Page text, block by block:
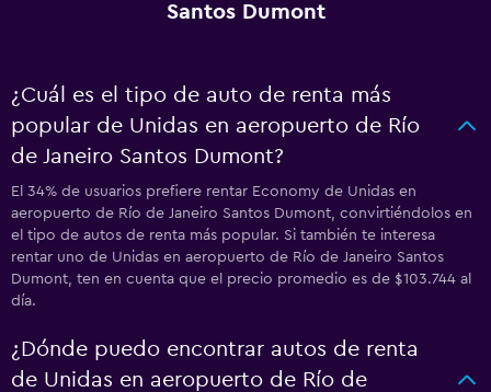
Santos Dumont
¿Cuál es el tipo de auto de renta más
popular de Unidas en aeropuerto de Río
de Janeiro Santos Dumont?
El 34% de usuarios prefiere rentar Economy de Unidas en
aeropuerto de Río de Janeiro Santos Dumont, convirtiéndolos en
el tipo de autos de renta más popular. Si también te interesa
rentar uno de Unidas en aeropuerto de Río de Janeiro Santos
Dumont, ten en cuenta que el precio promedio es de $103.744 al
día.
¿Dónde puedo encontrar autos de renta
de Unidas en aeropuerto de Río de